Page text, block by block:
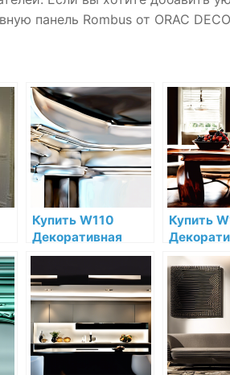
панель Rombus от ORAC
Купить W110
Декоративная
панель Orac Decor
Orac Decor по
низкой цене в
интернет-
магазине
Купить
панель
Cobble
Decor по
цене в
магазине